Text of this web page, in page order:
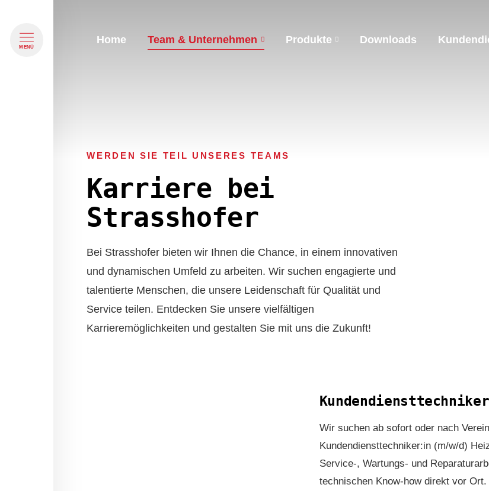
MENÜ
Navigation überspringen
Home Team & Unternehmen Produkte Downloads
WERDEN SIE TEIL UNSERES TEAMS
Karriere bei
Strasshofer
Bei Strasshofer bieten wir Ihnen die Chance, in einem innovativen
und dynamischen Umfeld zu arbeiten. Wir suchen engagierte und
talentierte Menschen, die unsere Leidenschaft für Qualität und
Service teilen. Entdecken Sie unsere vielfältigen
Karrieremöglichkeiten und gestalten Sie mit uns die Zukunft!
Wir suchen ab sofort oder nach
Kundendiensttechniker:in (m/w/d)
Service-, Wartungs- und
technischen Know-how direkt vor Ort.